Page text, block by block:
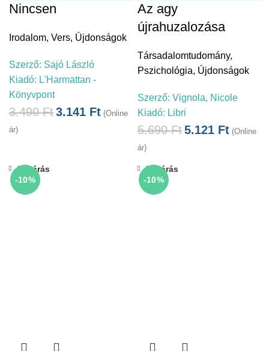
Nincsen
Irodalom, Vers, Újdonságok
Szerző: Sajó László
Kiadó: L'Harmattan -
Könyvpont
3.490Ft3.141 Ft (Online
ár)
Az agy
újrahuzalozása
Társadalomtudomány,
Pszichológia, Újdonságok
Szerző: Vignola, Nicole
Kiadó: Libri
5.690Ft5.121 Ft (Online
ár)
-10%
Bezárás
-10%
Bezárás